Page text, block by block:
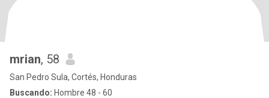
mrian, 58
San Pedro Sula, Cortés, Honduras
Buscando: Hombre 48 - 60